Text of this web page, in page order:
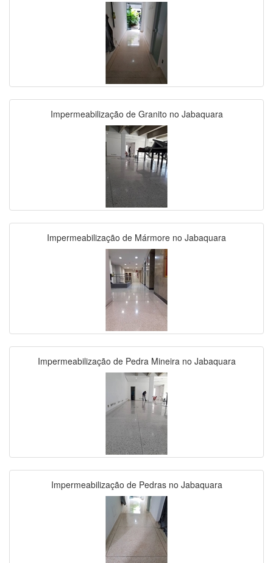
Impermeabilização de Granito no Jabaquara
Impermeabilização de Mármore no Jabaquara
Impermeabilização de Pedra Mineira no Jabaquara
Impermeabilização de Pedras no Jabaquara